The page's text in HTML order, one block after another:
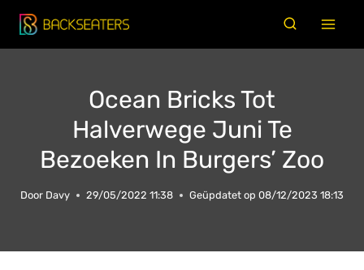
Doorgaan
naar
Ocean Bricks Tot
Halverwege Juni Te
Bezoeken In Burgers’ Zoo
Door Davy 29/05/2022 11:38 Geüpdatet op 08/12/2023 18:13